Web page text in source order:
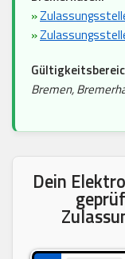
»
»
Bremen,
Dein